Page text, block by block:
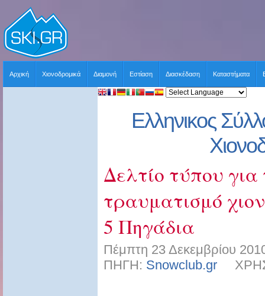
Αρχική Χιονοδρομικά Διαμονή Εστίαση Διασκέδαση Καταστήματα
Ελληνικος
Δελτίο τύπου
τραυματισμό
5 Πηγάδια
Πέμπτη 23 Δεκεμβρίου
ΠΗΓΗ: Snowclub.gr